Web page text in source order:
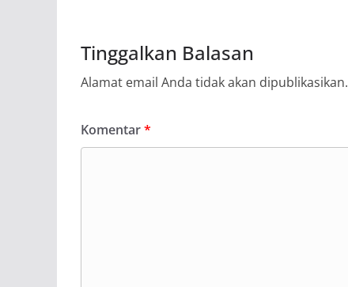
Tinggalkan Balasan
Alamat email Anda tidak akan dipublikasikan.
Komentar*